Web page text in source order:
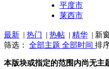
平度市
莱西市
最新 | 热门 | 热帖 | 精华 | 新
筛选： 全部主题 全部时间 排
本版块或指定的范围内尚无主